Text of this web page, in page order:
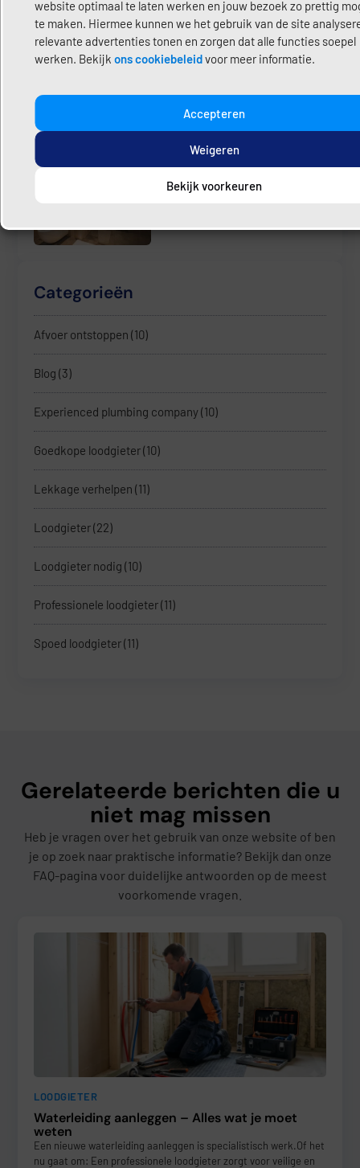
website optimaal te laten werken en jouw bezoek zo prettig
te maken. Hiermee kunnen we het gebruik van de site
relevante advertenties tonen en zorgen dat alle functies soepel
werken. Bekijk ons cookiebeleidvoor meer informatie.
Accepteren
Weigeren
Bekijk voorkeuren
Van het gas af? Dit betekent
het voor je leidingen en
installaties
Nieuwe badkamer? Hier moet
je aan denken
Maart 27, 2026
Categorieën
Afvoer ontstoppen (10)
Blog (3)
Experienced plumbing company(10)
Goedkope loodgieter(10)
Lekkage verhelpen (11)
Loodgieter(22)
Loodgieter nodig (10)
Professionele loodgieter(11)
Spoed loodgieter(11)
Gerelateerde berichten die u
niet mag missen
Heb je vragen over het gebruik van onze website of ben
je op zoek naar praktische informatie? Bekijk dan onze
FAQ-pagina voor duidelijke antwoorden op de meest
voorkomende vragen.
LOODGIETER
Waterleiding aanleggen – Alles wat je moet
weten
Een nieuwe waterleiding aanleggen is specialistisch werk.Of het
nu gaat om: Een professionele loodgieter zorgt voor veilige en